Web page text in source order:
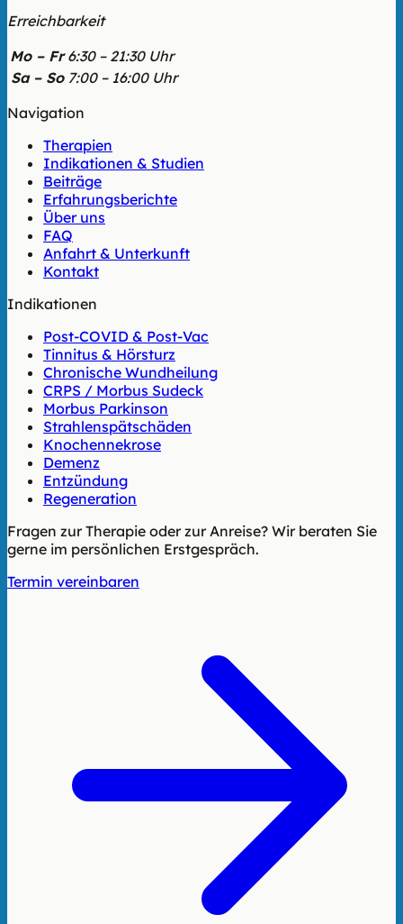
Erreichbarkeit
Mo – Fr 6:30 – 21:30 Uhr
Sa – So 7:00 – 16:00 Uhr
Navigation
Therapien
Indikationen & Studien
Beiträge
Erfahrungsberichte
Über uns
FAQ
Anfahrt & Unterkunft
Kontakt
Indikationen
Post-COVID & Post-Vac
Tinnitus & Hörsturz
Chronische Wundheilung
CRPS / Morbus Sudeck
Morbus Parkinson
Strahlenspätschäden
Knochennekrose
Demenz
Entzündung
Regeneration
Fragen zur Therapie oder zur Anreise? Wir beraten Sie
gerne im persönlichen Erstgespräch.
Termin vereinbaren